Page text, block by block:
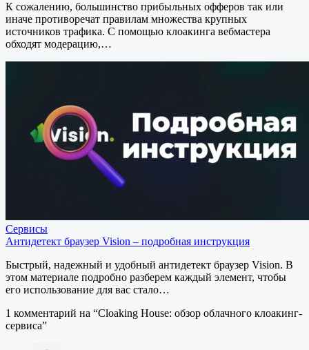
К сожалению, большинство прибыльных офферов так или
иначе противоречат правилам множества крупных
источников трафика. С помощью клоакинга вебмастера
обходят модерацию,…
Сервисы
Антидетект браузер Vision – подробная инструкция
Быстрый, надежный и удобный антидетект браузер Vision. В
этом материале подробно разберем каждый элемент, чтобы
его использование для вас стало…
1 комментарий на “Cloaking House: обзор облачного клоакинг-
сервиса”